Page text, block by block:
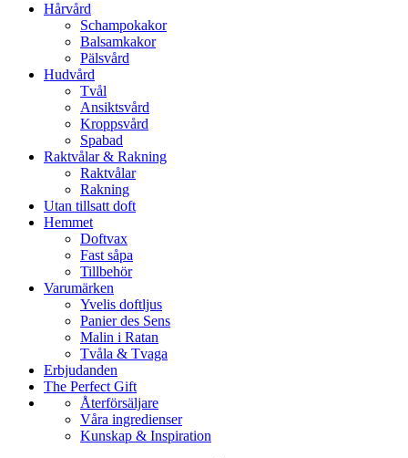
Hårvård
Schampokakor
Balsamkakor
Pälsvård
Hudvård
Tvål
Ansiktsvård
Kroppsvård
Spabad
Raktvålar & Rakning
Raktvålar
Rakning
Utan tillsatt doft
Hemmet
Doftvax
Fast såpa
Tillbehör
Varumärken
Yvelis doftljus
Panier des Sens
Malin i Ratan
Tvåla & Tvaga
Erbjudanden
The Perfect Gift
Återförsäljare
Våra ingredienser
Kunskap & Inspiration